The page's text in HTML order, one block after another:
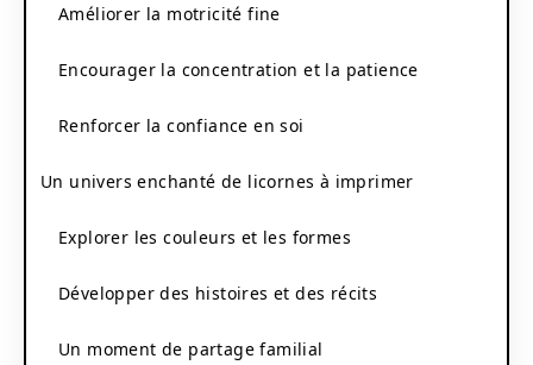
Améliorer la motricité fine
Encourager la concentration et la patience
Renforcer la confiance en soi
Un univers enchanté de licornes à imprimer
Explorer les couleurs et les formes
Développer des histoires et des récits
Un moment de partage familial